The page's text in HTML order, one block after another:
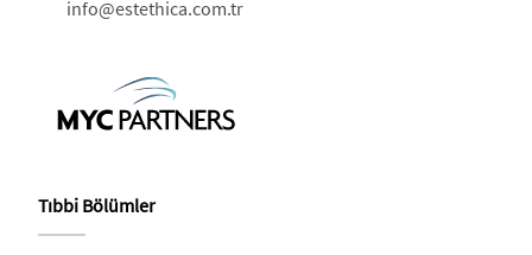
info@estethica.com.tr
Tıbbi Bölümler